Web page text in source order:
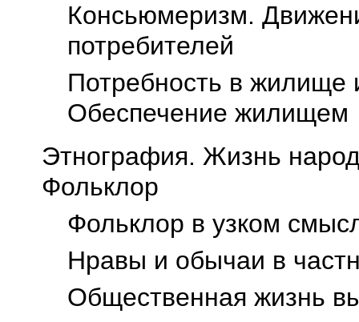
Консьюмеризм.
потребителей
Потребность в жилище
Обеспечение жилищем
Этнография. Жизнь
Фольклор
Фольклор в узком
Нравы и обычаи в
Общественная жизнь